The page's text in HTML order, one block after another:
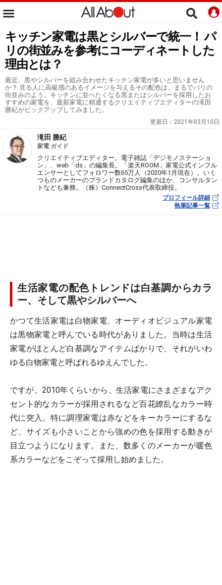
キッチン家電は黒とシルバーで統一！ パ
リの街並みを参考にコーディネートした
理由とは？
最近、黒やシルバーを組み合わせたキッチン家電が多いと思いません
か？ 見る人に高級感のあるイメージを与えるその配色は、まるでパリの
街並みのよう。キッチンに並べたくなる黒またはシルバーを採用したお
すすめの家電を、最新家電に精通するクリエイティブエディターの滝田
勝紀がピックアップしてみました。
更新日： 2021年03月10日
滝田 勝紀
家電 ガイド
クリエイティブエディター。電子雑誌「デジモノステーショ
ン」、web「ds」の編集長。「楽天ROOM」家電公式インフル
エンサーとしてフォロワー数65万人（2020年1月現在）。いく
つものメーカーのブランドカタログ編集のほか、コンサルタン
トなども兼務。（株）ConnectCross代表取締役。
プロフィール詳細
執筆記事一覧
生活家電の配色トレンドは白基調からカラ
ー、そして黒やシルバーへ
かつて生活家電は白物家電、オーディオビジュアル家電
は黒物家電と呼んでいる時代がありました。当時は生活
家電がほとんど白基調なアイテムばかりで、それがいわ
ゆる白物家電と呼ばれるゆえんでした。
ですが、2010年くらいから、生活家電にさまざまなアク
セント的なカラーが採用されるなど百花繚乱なカラー時
代に突入。特に調理家電は赤などをキーカラーにするな
ど、サイズも小さいことから強めの色を採用する動きが
目立つようになります。また、数多くのメーカーが暖色
系カラーなどをこぞって採用し始めました。